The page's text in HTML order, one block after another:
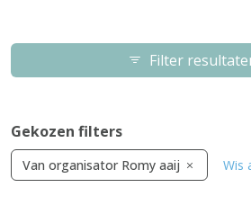
Filter
Gekozen filters
Van organisator Romy aaij Wis